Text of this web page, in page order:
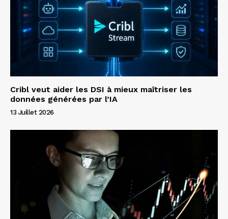
Cribl veut aider les DSI à mieux maîtriser les
données générées par l’IA
13 Juillet 2026